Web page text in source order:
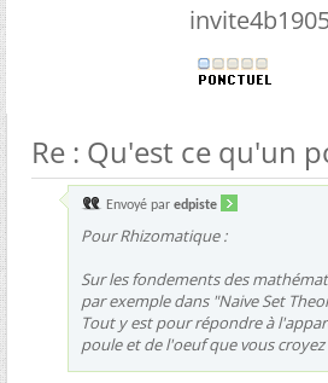
Re : Qu'est ce qu'un
Envoyé par edpiste
Pour Rhizomatique :
Sur les fondements des
par exemple dans "Naive Set
Tout y est pour répondre à
poule et de l'oeuf que vous